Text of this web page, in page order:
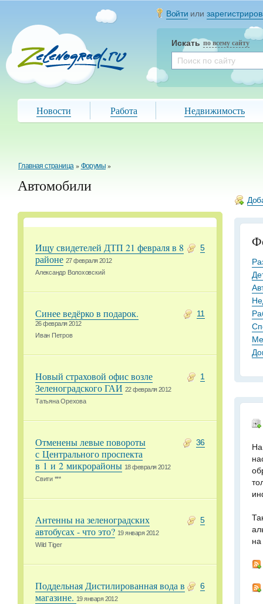
Войти или
Искать по всему сайту
Новости Работа Недвижимость
Главная страница »Форумы»
Автомобили
5
Ищу свидетелей ДТП 21 февраля в 8
районе 27 февраля 2012
Александр Волоховский
11
Синее ведёрко в подарок.
26 февраля 2012
Иван Петров
1
Новый страховой офис возле
Зеленоградского ГАИ 22 февраля 2012
Татьяна Орехова
36
Отменены левые повороты
с Центрального проспекта
в 1 и 2 микрорайоны 18 февраля 2012
Свити ***
5
Антенны на зеленоградских
автобусах - что это? 19 января 2012
Wild Tiger
6
Поддельная Дистилированная вода в
магазине. 19 января 2012